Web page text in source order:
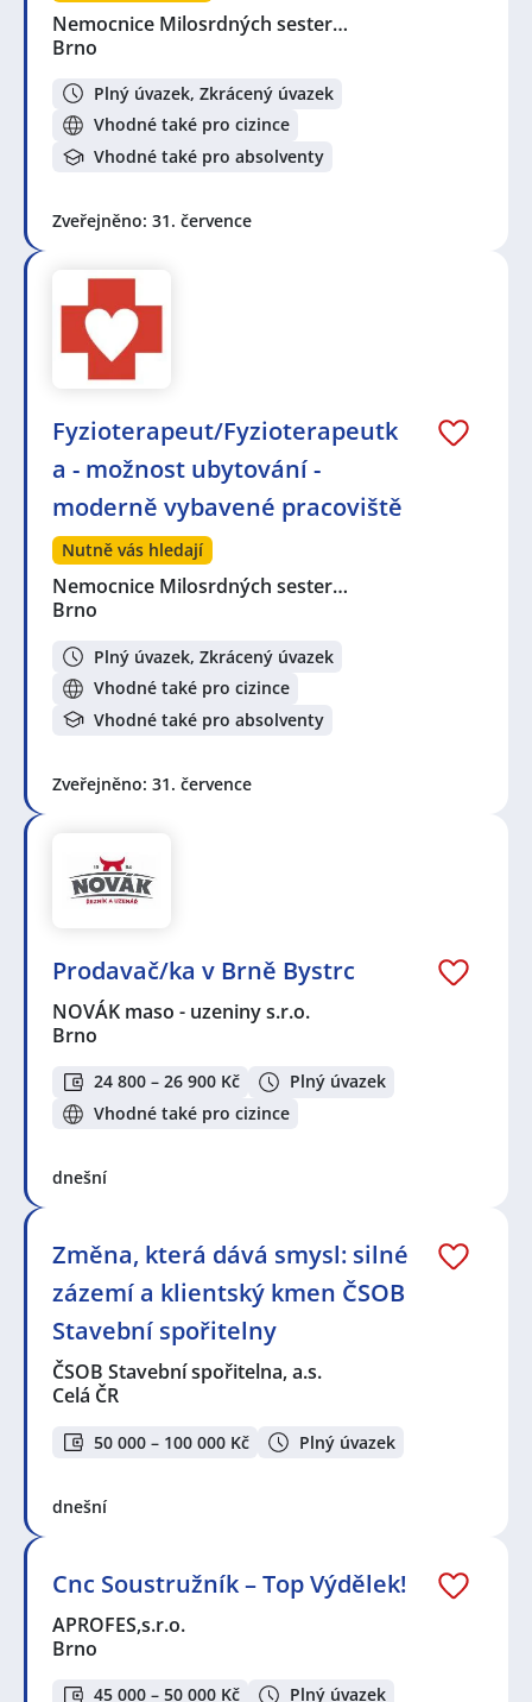
Nemocnice Milosrdných sester…
Brno
Plný úvazek, Zkrácený úvazek
Vhodné také pro cizince
Vhodné také pro absolventy
Zveřejněno: 31. července
Fyzioterapeut/Fyzioterapeutk
a - možnost ubytování -
moderně vybavené pracoviště
Nutně vás hledají
Nemocnice Milosrdných sester…
Brno
Plný úvazek, Zkrácený úvazek
Vhodné také pro cizince
Vhodné také pro absolventy
Zveřejněno: 31. července
Prodavač/ka v Brně Bystrc
NOVÁK maso - uzeniny s.r.o.
Brno
24 800 – 26 900 Kč
Plný úvazek
Vhodné také pro cizince
dnešní
Změna, která dává smysl: silné
zázemí a klientský kmen ČSOB
Stavební spořitelny
ČSOB Stavební spořitelna, a.s.
Celá ČR
50 000 – 100 000 Kč Plný úvazek
dnešní
Cnc Soustružník – Top Výdělek!
APROFES,s.r.o.
Brno
45 000 – 50 000 Kč Plný úvazek